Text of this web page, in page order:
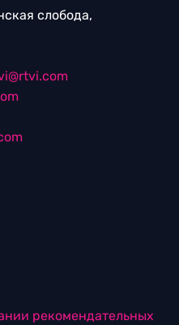
слобода,
рекомендательных